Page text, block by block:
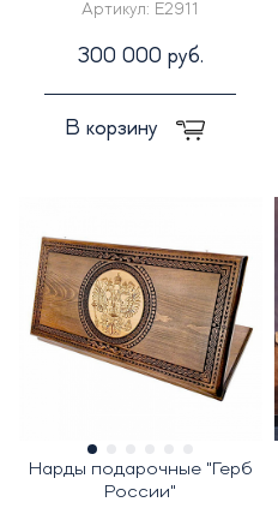
Артикул: E2911
300 000 руб.
В корзину
Нарды подарочные "Герб
России"